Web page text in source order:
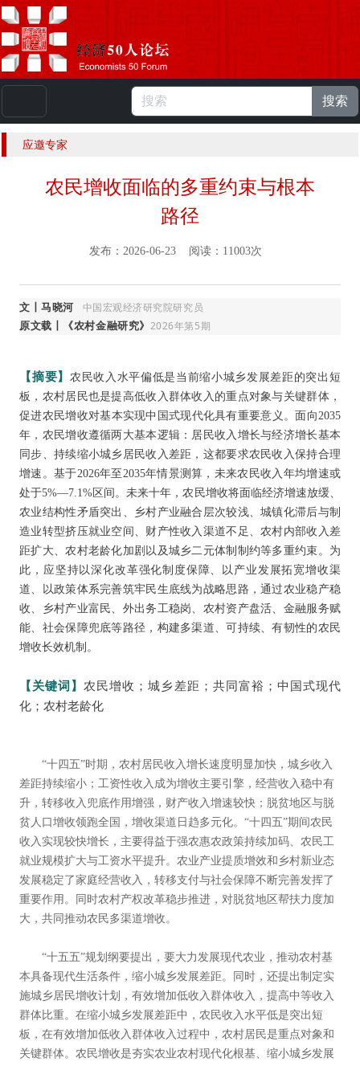
人 |English
搜索
应邀专家
农民增收面临的多重约束与根本
路径
发布：2026-06-23 阅读：11003次
文丨马晓河 中国宏观经济研究院研究员
原文载丨《农村金融研究》 2026年第5期
【摘要】 农民收入水平偏低是当前缩小城乡发展差距的突出短
板，农村居民也是提高低收入群体收入的重点对象与关键群体，
促进农民增收对基本实现中国式现代化具有重要意义。面向2035
年，农民增收遵循两大基本逻辑：居民收入增长与经济增长基本
同步、持续缩小城乡居民收入差距，这都要求农民收入保持合理
增速。基于2026年至2035年情景测算，未来农民收入年均增速或
处于5%—7.1%区间。未来十年，农民增收将面临经济增速放缓、
农业结构性矛盾突出、乡村产业融合层次较浅、城镇化滞后与制
造业转型挤压就业空间、财产性收入渠道不足、农村内部收入差
距扩大、农村老龄化加剧以及城乡二元体制制约等多重约束。为
此，应坚持以深化改革强化制度保障、以产业发展拓宽增收渠
道、以政策体系完善筑牢民生底线为战略思路，通过农业稳产稳
收、乡村产业富民、外出务工稳岗、农村资产盘活、金融服务赋
能、社会保障兜底等路径，构建多渠道、可持续、有韧性的农民
增收长效机制。
【关键词】农民增收；城乡差距；共同富裕；中国式现代
化；农村老龄化
“十四五”时期，农村居民收入增长速度明显加快，城乡收入
差距持续缩小；工资性收入成为增收主要引擎，经营收入稳中有
升，转移收入兜底作用增强，财产收入增速较快；脱贫地区与脱
贫人口增收领跑全国，增收渠道日趋多元化。“十四五”期间农民
收入实现较快增长，主要得益于强农惠农政策持续加码、农民工
就业规模扩大与工资水平提升。农业产业提质增效和乡村新业态
发展稳定了家庭经营收入，转移支付与社会保障不断完善发挥了
重要作用。同时农村产权改革稳步推进，对脱贫地区帮扶力度加
大，共同推动农民多渠道增收。
“十五五”规划纲要提出，要大力发展现代农业，推动农村基
本具备现代生活条件，缩小城乡发展差距。同时，还提出制定实
施城乡居民增收计划，有效增加低收入群体收入，提高中等收入
群体比重。在缩小城乡发展差距中，农民收入水平低是突出短
板，在有效增加低收入群体收入过程中，农村居民是重点对象和
关键群体。农民增收是夯实农业农村现代化根基、缩小城乡发展